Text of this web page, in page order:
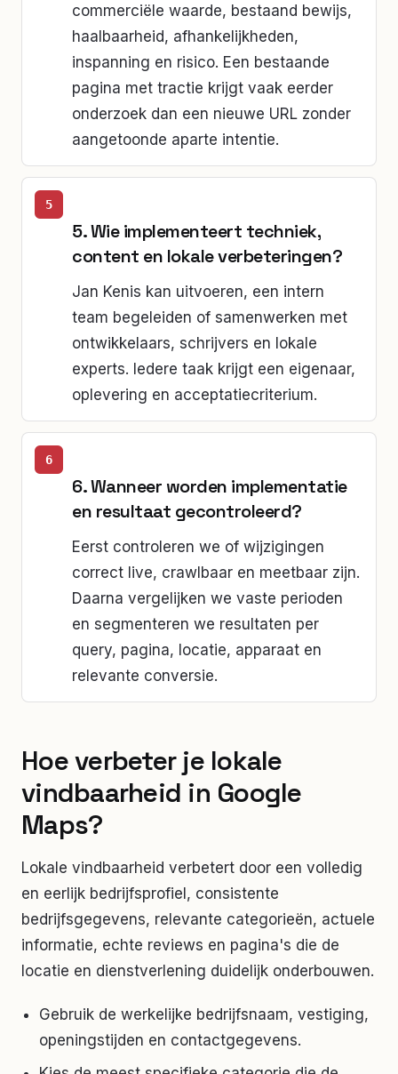
commerciële waarde, bestaand bewijs,
haalbaarheid, afhankelijkheden,
inspanning en risico. Een bestaande
pagina met tractie krijgt vaak eerder
onderzoek dan een nieuwe URL zonder
aangetoonde aparte intentie.
5. Wie implementeert techniek,
content en lokale verbeteringen?
Jan Kenis kan uitvoeren, een intern
team begeleiden of samenwerken met
ontwikkelaars, schrijvers en lokale
experts. Iedere taak krijgt een eigenaar,
oplevering en acceptatiecriterium.
6. Wanneer worden implementatie
en resultaat gecontroleerd?
Eerst controleren we of wijzigingen
correct live, crawlbaar en meetbaar zijn.
Daarna vergelijken we vaste perioden
en segmenteren we resultaten per
query, pagina, locatie, apparaat en
relevante conversie.
Hoe verbeter je lokale
vindbaarheid in Google
Maps?
Lokale vindbaarheid verbetert door een volledig
en eerlijk bedrijfsprofiel, consistente
bedrijfsgegevens, relevante categorieën, actuele
informatie, echte reviews en pagina's die de
locatie en dienstverlening duidelijk onderbouwen.
Gebruik de werkelijke bedrijfsnaam, vestiging,
openingstijden en contactgegevens.